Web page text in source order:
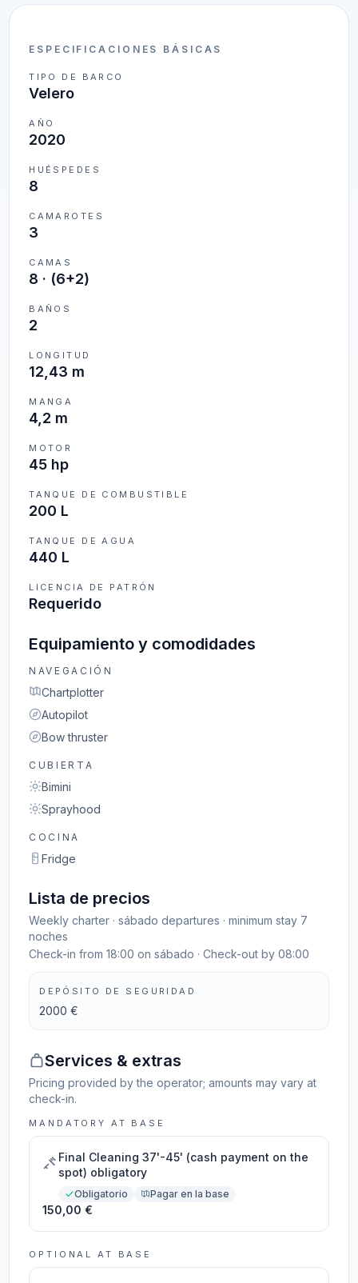
ESPECIFICACIONES BÁSICAS
TIPO DE BARCO
Velero
AÑO
2020
HUÉSPEDES
8
CAMAROTES
3
CAMAS
8 · (6+2)
BAÑOS
2
LONGITUD
12,43 m
MANGA
4,2 m
MOTOR
45 hp
TANQUE DE COMBUSTIBLE
200 L
TANQUE DE AGUA
440 L
LICENCIA DE PATRÓN
Requerido
Equipamiento y comodidades
NAVEGACIÓN
Chartplotter
Autopilot
Bow thruster
CUBIERTA
Bimini
Sprayhood
COCINA
Fridge
Lista de precios
Weekly charter · sábado departures · minimum stay 7
noches
Check-in from 18:00 on sábado · Check-out by 08:00
DEPÓSITO DE SEGURIDAD
2000 €
Services & extras
Pricing provided by the operator; amounts may vary at
check-in.
MANDATORY AT BASE
Final Cleaning 37'-45' (cash payment on the
spot) obligatory
Obligatorio Pagar en la base
150,00 €
OPTIONAL AT BASE